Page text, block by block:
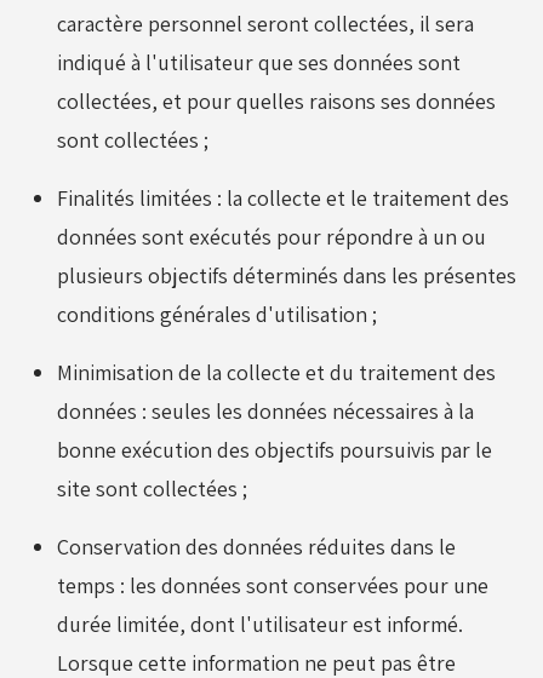
caractère personnel seront collectées, il sera
indiqué à l'utilisateur que ses données sont
collectées, et pour quelles raisons ses données
sont collectées ;
Finalités limitées : la collecte et le traitement des
données sont exécutés pour répondre à un ou
plusieurs objectifs déterminés dans les présentes
conditions générales d'utilisation ;
Minimisation de la collecte et du traitement des
données : seules les données nécessaires à la
bonne exécution des objectifs poursuivis par le
site sont collectées ;
Conservation des données réduites dans le
temps : les données sont conservées pour une
durée limitée, dont l'utilisateur est informé.
Lorsque cette information ne peut pas être